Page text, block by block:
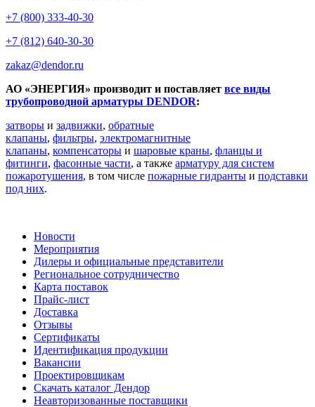
+7 (800) 333-40-30
+7 (812) 640-30-30
zakaz@dendor.ru
АО «ЭНЕРГИЯ» производит и поставляет все виды
трубопроводной арматуры DENDOR:
затворы и задвижки, обратные
клапаны, фильтры, электромагнитные
клапаны, компенсаторы и шаровые краны, фланцы и
фитинги, фасонные части, а также арматуру для систем
пожаротушения, в том числе пожарные гидранты и подставки
под них.
Новости
Мероприятия
Дилеры и официальные представители
Региональное сотрудничество
Карта поставок
Прайс-лист
Доставка
Отзывы
Сертификаты
Идентификация продукции
Вакансии
Проектировщикам
Скачать каталог Дендор
Неавторизованные поставщики